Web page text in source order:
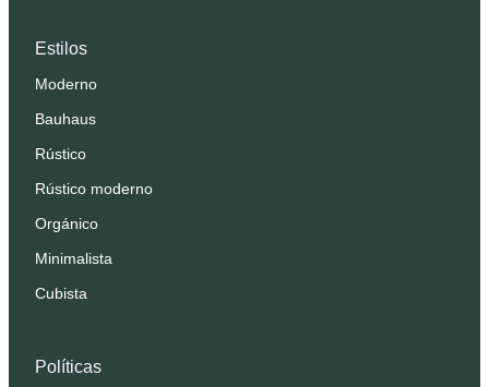
Estilos
Moderno
Bauhaus
Rústico
Rústico moderno
Orgánico
Minimalista
Cubista
Políticas